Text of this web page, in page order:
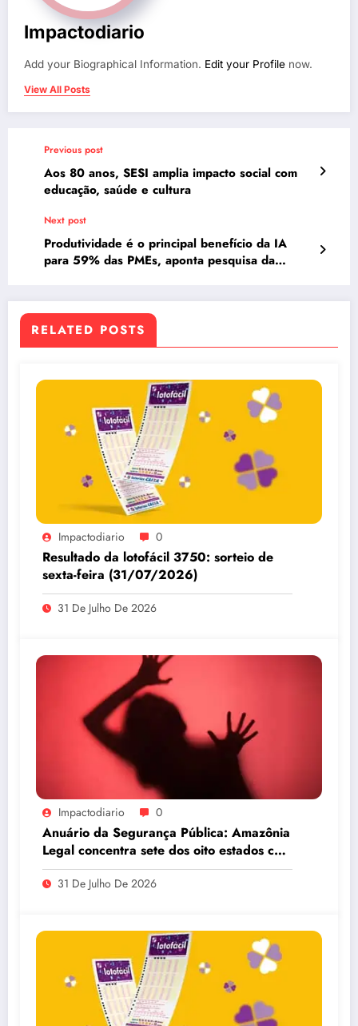
Impactodiario
Add your Biographical Information. Edit your Profile now.
View All Posts
Previous post
Aos 80 anos, SESI amplia impacto social com
educação, saúde e cultura
Next post
Produtividade é o principal benefício da IA
para 59% das PMEs, aponta pesquisa da
RELATED POSTS
Impactodiario 0
Resultado da lotofácil 3750: sorteio de
sexta-feira (31/07/2026)
31 De Julho De 2026
Impactodiario 0
Anuário da Segurança Pública: Amazônia
Legal concentra sete dos oito estados com
maiores taxas de estupro do país
31 De Julho De 2026